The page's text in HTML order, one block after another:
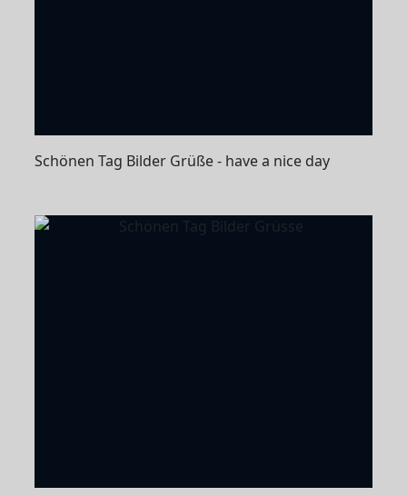
Schönen Tag Bilder Grüße - have a nice day